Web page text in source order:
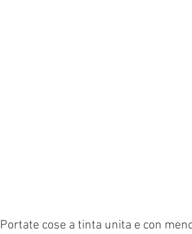
Portate cose a tinta unita e con